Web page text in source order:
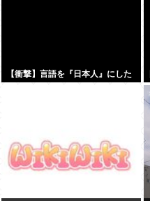
【衝撃】言語を『日本人』にした